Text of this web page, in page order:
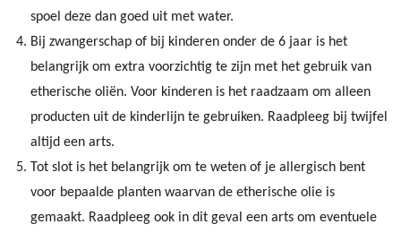
spoel deze dan goed uit met water.
Bij zwangerschap of bij kinderen onder de 6 jaar is het
belangrijk om extra voorzichtig te zijn met het gebruik van
etherische oliën. Voor kinderen is het raadzaam om alleen
producten uit de kinderlijn te gebruiken. Raadpleeg bij twijfel
altijd een arts.
Tot slot is het belangrijk om te weten of je allergisch bent
voor bepaalde planten waarvan de etherische olie is
gemaakt. Raadpleeg ook in dit geval een arts om eventuele